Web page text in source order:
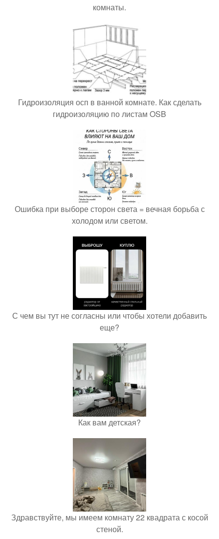
комнаты.
Гидроизоляция осп в ванной комнате. Как сделать
гидроизоляцию по листам OSB
Ошибка при выборе сторон света = вечная борьба с
холодом или светом.
С чем вы тут не согласны или чтобы хотели добавить
еще?
Как вам детская?
Здравствуйте, мы имеем комнату 22 квадрата с косой
стеной.